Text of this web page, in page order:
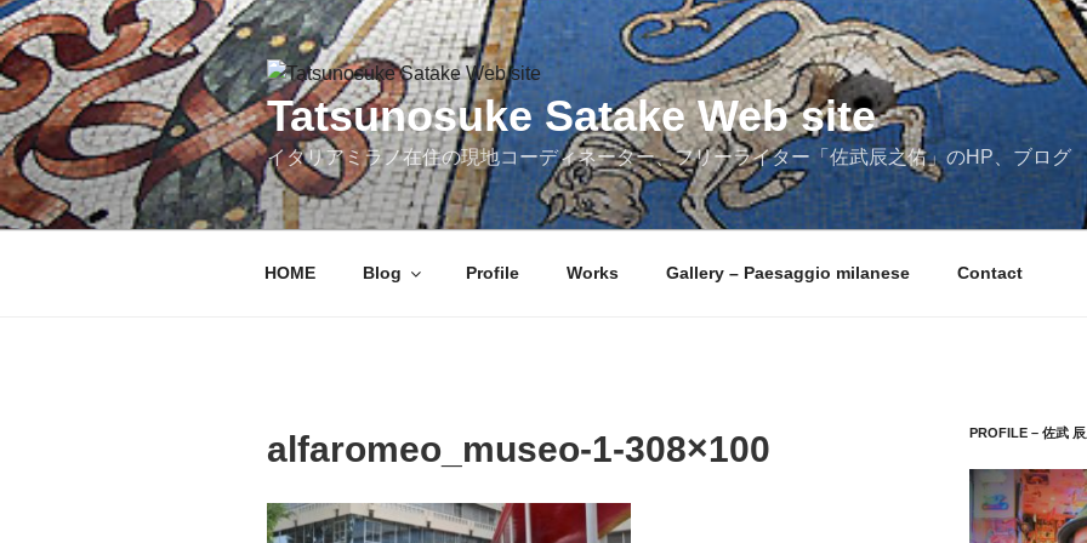
コ
ン
テ
ン
ツ
へ
ス
キ
Tatsunosuke Satake Web site
イタリアミラノ在住の現地コーディネーター、フリーライター「佐武辰之佑」のHP、ブログ
HOME Blog Profile Works Gallery – Paesaggio milanese Contact
alfaromeo_museo-1-308×100 PROFILE – 佐武